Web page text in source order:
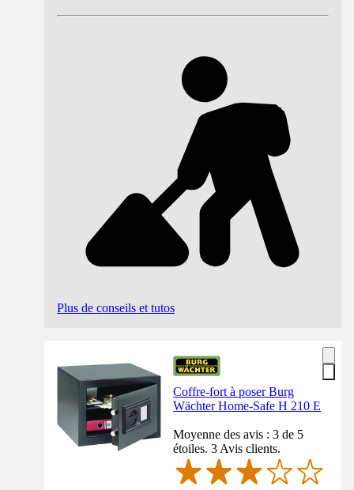
Plus de conseils et tutos
Coffre-fort à poser Burg
Wächter Home-Safe H 210 E
Moyenne des avis : 3 de 5
étoiles. 3 Avis clients.